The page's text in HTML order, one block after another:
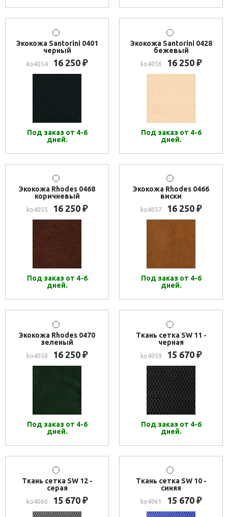
Экокожа Santorini 0401
черный
ko4054 16 250 ₽
Под заказ от 4-6
дней.
Экокожа Santorini 0428
бежевый
ko4056 16 250 ₽
Под заказ от 4-6
дней.
Экокожа Rhodes 0468
коричневый
ko4055 16 250 ₽
Под заказ от 4-6
дней.
Экокожа Rhodes 0466
виски
ko4057 16 250 ₽
Под заказ от 4-6
дней.
Экокожа Rhodes 0470
зеленый
ko4058 16 250 ₽
Под заказ от 4-6
дней.
Ткань сетка SW 11 -
черная
ko4059 15 670 ₽
Под заказ от 4-6
дней.
Ткань сетка SW 12 -
серая
ko4060 15 670 ₽
Ткань сетка SW 10 -
синяя
ko4061 15 670 ₽